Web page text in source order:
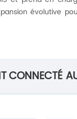
évolutive
CONNECTÉ